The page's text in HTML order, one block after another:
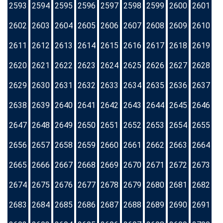
2593 2594 2595 2596 2597 2598 2599 2600 2601
2602 2603 2604 2605 2606 2607 2608 2609 2610
2611 2612 2613 2614 2615 2616 2617 2618 2619
2620 2621 2622 2623 2624 2625 2626 2627 2628
2629 2630 2631 2632 2633 2634 2635 2636 2637
2638 2639 2640 2641 2642 2643 2644 2645 2646
2647 2648 2649 2650 2651 2652 2653 2654 2655
2656 2657 2658 2659 2660 2661 2662 2663 2664
2665 2666 2667 2668 2669 2670 2671 2672 2673
2674 2675 2676 2677 2678 2679 2680 2681 2682
2683 2684 2685 2686 2687 2688 2689 2690 2691